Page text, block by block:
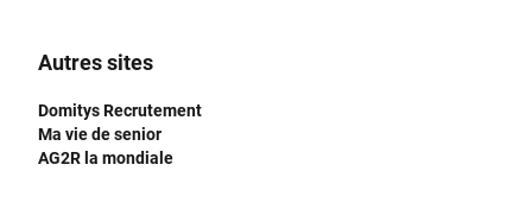
Autres sites
Domitys Recrutement
Ma vie de senior
AG2R la mondiale